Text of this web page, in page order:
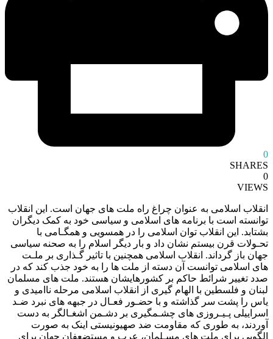
0
SHARES
0
VIEWS
انقلاب اسلامی به عنوان چراغ راه ملت های جهان است. این انقلاب
توانسته است با برنامه های اسلامی و سیاسی خود به کمک دیگران
بشتابد. این انقلاب توان اسلامی را در همسویی و همگـامی با
تحـولات قرن بیستم نشان داد و بار دیگر اسلام را به صحنه سیاسی
جهان باز گرداند. انقلاب اسلامی همچنین با تاثیر گـذاری بر ملـت
های اسلامی توانست آن دسته از ملت ها را به خود جذب کند که در
صدد تغییر شرائط حاکم بر کشورهایشان هستند. ملت های مسلمان
لبنان و فلسطین با الهام گیری از انقلاب اسلامی مرحله ناامیدی و
یاس را پشت سر گذاشته و با حضـور فعـال در جبهه های نبرد ضـد
اسراییلی پـیـروزی های چشـمگیری بر دشـمن اشغـالگر به دست
آوردند، به طوری که مقاومت ضد صهیونیستی اینک به صورت
الگویی برای ملت های مسـلمان، عرب و مستضعفان جهان برای